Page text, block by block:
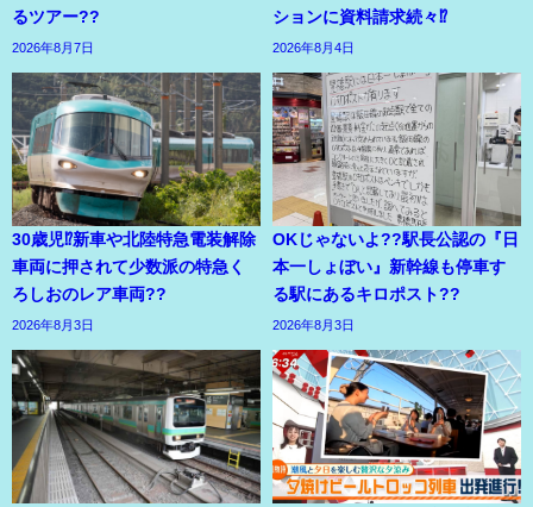
るツアー??
2026年8月7日
ションに資料請求続々⁉
2026年8月4日
30歳児⁉新車や北陸特急電装解除
車両に押されて少数派の特急く
ろしおのレア車両??
2026年8月3日
OKじゃないよ??駅長公認の『日
本一しょぼい』新幹線も停車す
る駅にあるキロポスト??
2026年8月3日